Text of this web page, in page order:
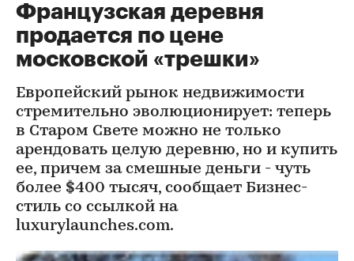
Французская деревня
продается по цене
московской «трешки»
Европейский рынок недвижимости
стремительно эволюционирует: теперь
в Старом Свете можно не только
арендовать целую деревню, но и купить
ее, причем за смешные деньги - чуть
более $400 тысяч, сообщает Бизнес-
стиль со ссылкой на
luxurylaunches.com.